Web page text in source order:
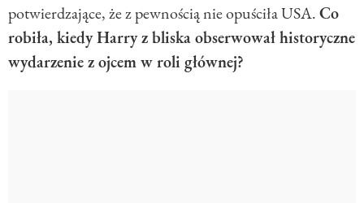
potwierdzające, że z pewnością nie opuściła USA.Co
robiła, kiedy Harry z bliska obserwował historyczne
wydarzenie z ojcem w roli głównej?